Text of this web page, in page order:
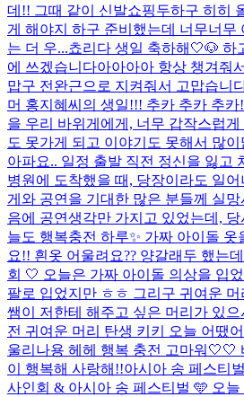
데!! 그때 같이 신발쇼핑두하구 히히
게 해야지 하구 준비했는데 너무너무
는 더 우...쵸리다 생일 축하해🤍🐶 하
에 쓰겠습니다아아아아 항상 챙겨줘
맙구 전완근으로 지켜줘서 고맙습니
머 홍지혜씨의 생일!!! 추카 추카 추카
을 우리 바위게에게, 너무 갑작스럽
도 못가게 되고 이야기도 못해서 많이
아파요.. 일정 출발 직전 정신을 잃고
병원에 도착했을 때, 당장이라도 일
게와 공연을 기대한 많은 분들께 실
음에 공연생각만 가지고 있었는데, 당
늘도 행복충전 하루✨ 가짜 아이돌 옷
요!! 흰옷 어울려요?? 양갈래두 했는
회 🤍 오늘은 가짜 아이돌 의상을 입
팔로 입었지만 ㅎㅎ 그리구 귀여운
쌤이 저한테 해주고 싶은 머리가 있
전 귀여운 머리 탄생 키키 오늘 어땠
울리나용 헤헤 행복 충전 고마워🤍🤍
이 행복해 사랑해!!아시아 송 페스티
사인회 & 아시아 송 페스티벌 🩵 오